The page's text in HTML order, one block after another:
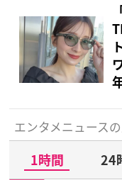
エンタメニュース
1時間 24